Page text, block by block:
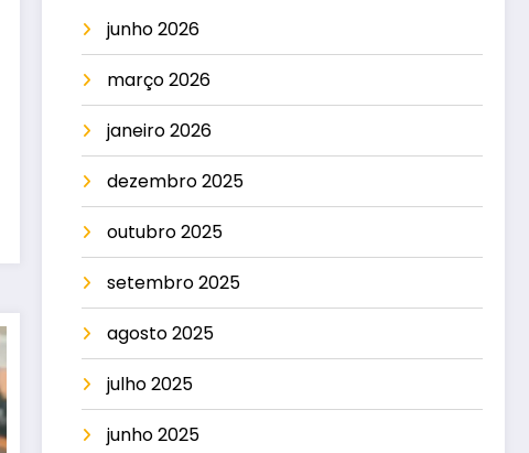
junho 2026
março 2026
janeiro 2026
dezembro 2025
outubro 2025
setembro 2025
agosto 2025
julho 2025
junho 2025